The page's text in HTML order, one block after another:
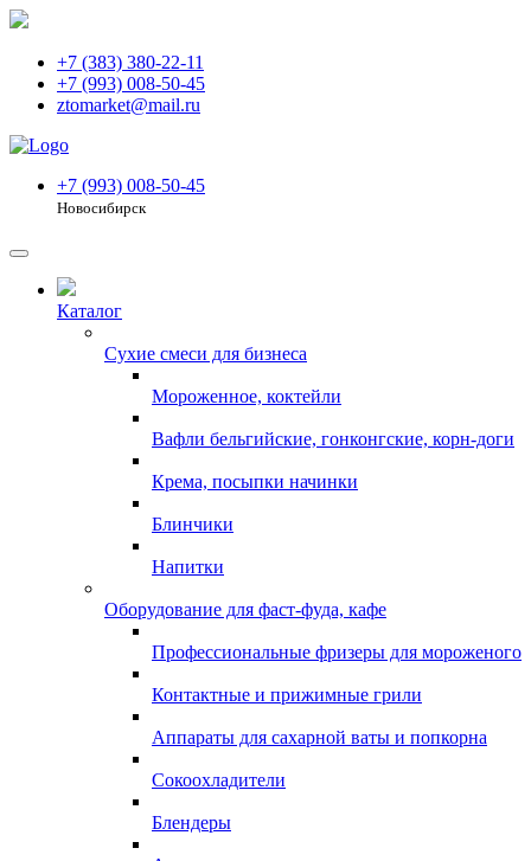
+7 (383) 380-22-11
+7 (993) 008-50-45
ztomarket@mail.ru
+7 (993) 008-50-45
Новосибирск
Каталог
Сухие смеси для бизнеса
Мороженное, коктейли
Вафли бельгийские, гонконгские, корн-доги
Крема, посыпки начинки
Блинчики
Напитки
Оборудование для фаст-фуда, кафе
Профессиональные фризеры для мороженого
Контактные и прижимные грили
Аппараты для сахарной ваты и попкорна
Сокоохладители
Блендеры